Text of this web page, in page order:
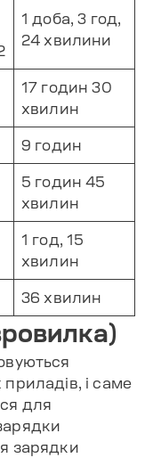
1 доба, 3 год,
24 хвилини
17 годин 30
хвилин
9 годин
5 годин 45
хвилин
1 год, 15
хвилин
36 хвилин
і саме
для
зарядки